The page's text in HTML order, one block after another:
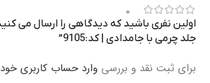
0
جلد چرمی با جامدادی | کد:9105”
برای ثبت نقد و بررسی وارد حساب کاربری خود